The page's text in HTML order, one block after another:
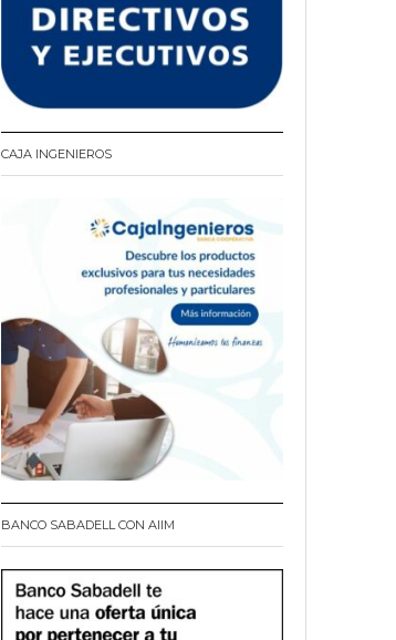
CAJA INGENIEROS
BANCO SABADELL CON AIIM